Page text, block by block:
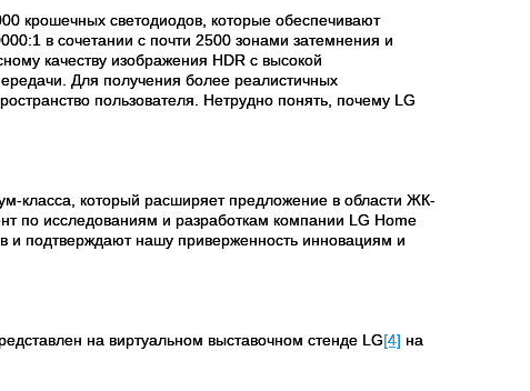
крошечных светодиодов, которые обеспечивают
в сочетании с почти 2500 зонами затемнения и
качеству изображения HDR с высокой
Для получения более реалистичных
пользователя. Нетрудно понять, почему LG
класса, который расширяет предложение в области ЖК-
по исследованиям и разработкам компании LG Home
и подтверждают нашу приверженность инновациям и
на виртуальном выставочном стенде LG[4] на